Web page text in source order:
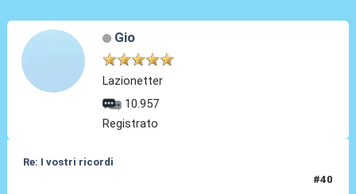
Gio
Lazionetter
10.957
Registrato
Re: I vostri ricordi
#40